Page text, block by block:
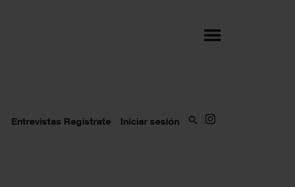
Entrevistas Regístrate Iniciar sesión